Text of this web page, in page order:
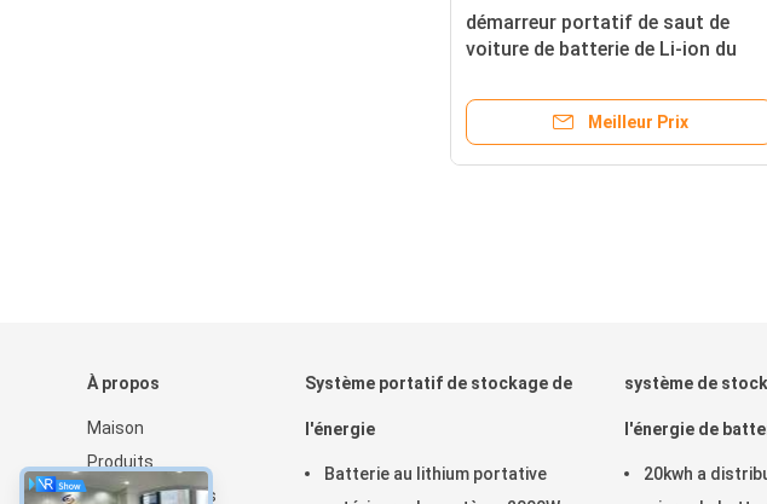
démarreur portatif de saut de
voiture de batterie de Li-ion du
d'alimentation de secours de
Meilleur Prix
À propos
Maison
Produits
Au sujet de nous
Système portatif de stockage de
l'énergie
Batterie au lithium portative
système de
l'énergie de
20kwh a